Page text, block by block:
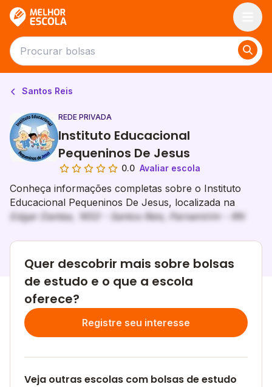
Santos Reis
REDE PRIVADA
Instituto Educacional
Pequeninos De Jesus
0.0 Avaliar escola
Conheça informações completas sobre o Instituto
Educacional Pequeninos De Jesus, localizada na
Edgar Dantas, 1653 - Santos Reis, Parnamirim - RN
Quer descobrir mais sobre bolsas
de estudo e o que a escola
oferece?
Registre seu interesse
Veja outras escolas com bolsas de estudo